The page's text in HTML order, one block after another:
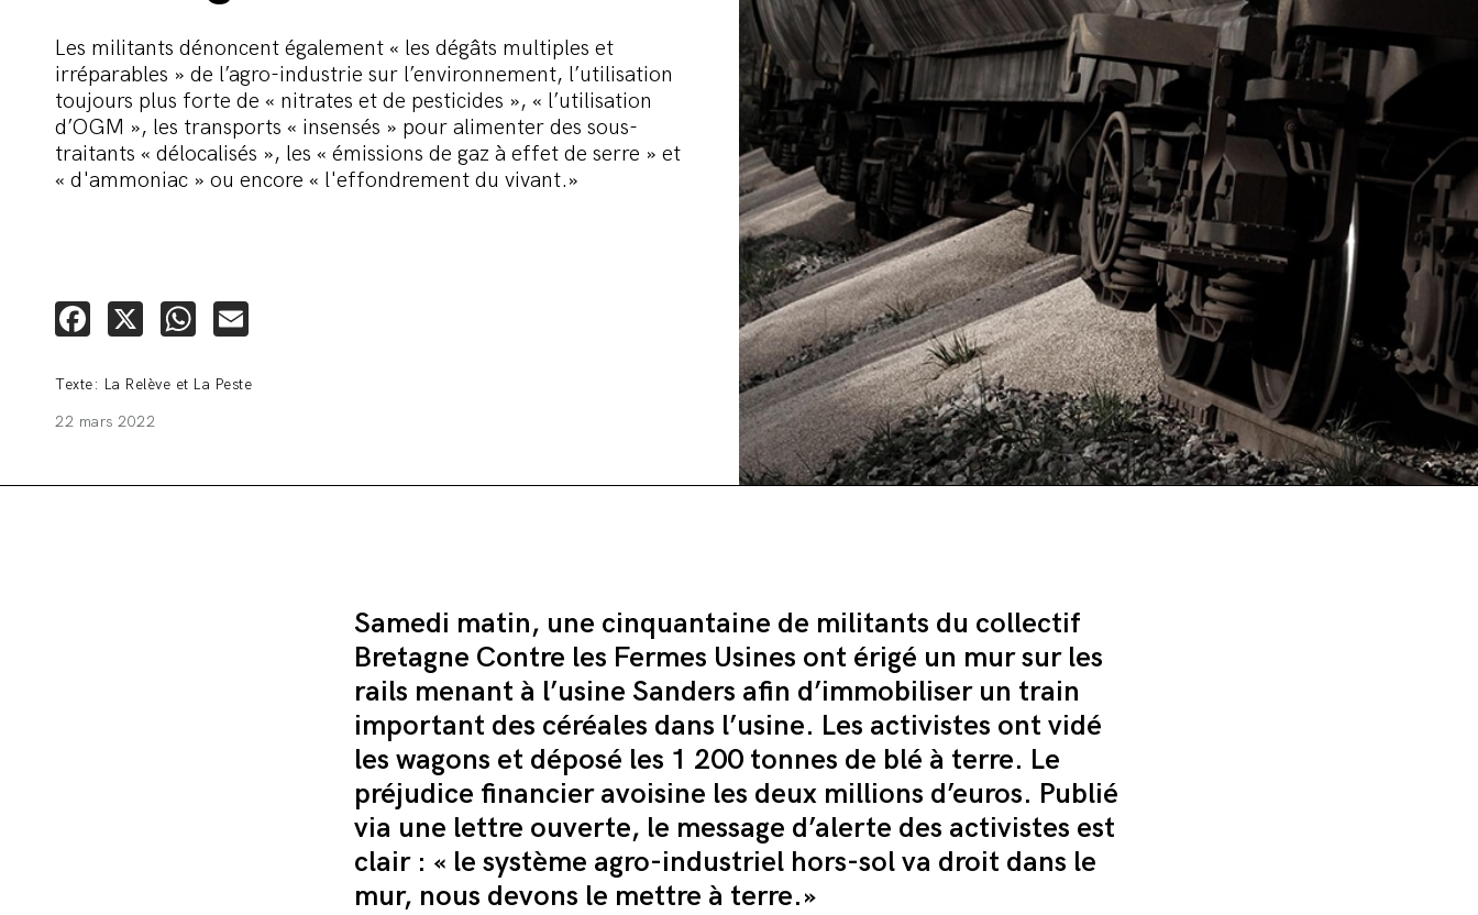
Les militants dénoncent également « les dégâts multiples et
irréparables » de l’agro-industrie sur l’environnement, l’utilisation
toujours plus forte de « nitrates et de pesticides », « l’utilisation
d’OGM », les transports « insensés » pour alimenter des sous-
traitants « délocalisés », les « émissions de gaz à effet de serre » et
« d'ammoniac » ou encore « l'effondrement du vivant.»
Facebook
X WhatsApp
Texte: La Relève et La Peste
22 mars 2022
Samedi matin, une cinquantaine de militants du collectif
Bretagne Contre les Fermes Usines ont érigé un mur sur les
rails menant à l’usine Sanders afin d’immobiliser un train
important des céréales dans l’usine. Les activistes ont vidé
les wagons et déposé les 1 200 tonnes de blé à terre. Le
préjudice financier avoisine les deux millions d’euros. Publié
via une lettre ouverte, le message d’alerte des activistes est
clair : « le système agro-industriel hors-sol va droit dans le
mur, nous devons le mettre à terre.»